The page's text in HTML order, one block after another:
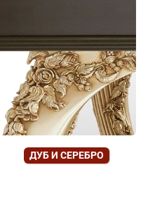
ДУБ И СЕРЕБРО